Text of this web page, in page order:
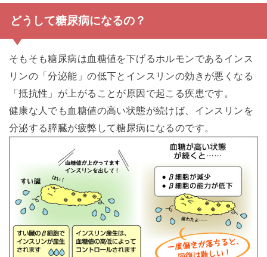
どうして糖尿病になるの？
そもそも糖尿病は血糖値を下げるホルモンであるインス
リンの「分泌能」の低下とインスリンの効きが悪くなる
「抵抗性」が上がることが原因で起こる疾患です。
健康な人でも血糖値の高い状態が続けば、インスリンを
分泌する膵臓が疲弊して糖尿病になるのです。